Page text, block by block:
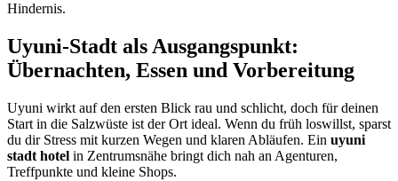
Hindernis.
Uyuni-Stadt als Ausgangspunkt:
Übernachten, Essen und Vorbereitung
Uyuni wirkt auf den ersten Blick rau und schlicht, doch für deinen
Start in die Salzwüste ist der Ort ideal. Wenn du früh loswillst, sparst
du dir Stress mit kurzen Wegen und klaren Abläufen. Ein uyuni
stadt hotel in Zentrumsnähe bringt dich nah an Agenturen,
Treffpunkte und kleine Shops.